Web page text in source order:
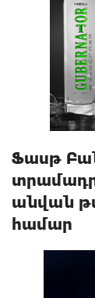
Ֆասթ
անվան
համար